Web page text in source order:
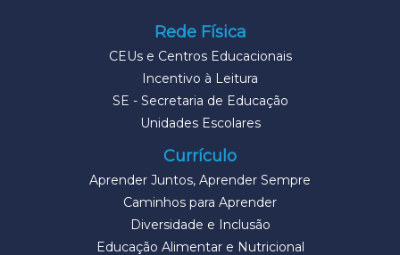
Rede Física
CEUs e Centros Educacionais
Incentivo à Leitura
SE - Secretaria de Educação
Unidades Escolares
Currículo
Aprender Juntos, Aprender Sempre
Caminhos para Aprender
Diversidade e Inclusão
Educação Alimentar e Nutricional